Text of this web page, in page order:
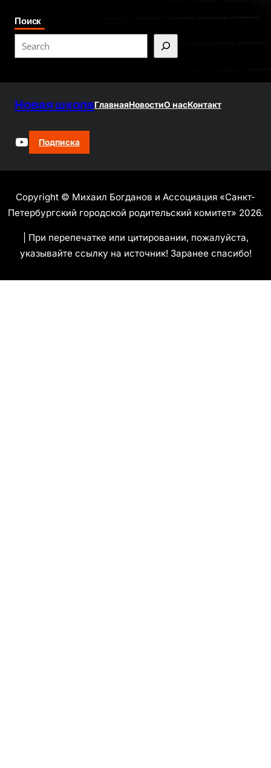
Поиск
e
c
Новая школаГлавнаяНовостиО насКонтакт
YouTube
Подписка
Copyright © Михаил Богданов и Ассоциация «Санкт-
Петербургский городской родительский комитет» 2026.
| При перепечатке или цитировании, пожалуйста,
указывайте ссылку на источник! Заранее спасибо!